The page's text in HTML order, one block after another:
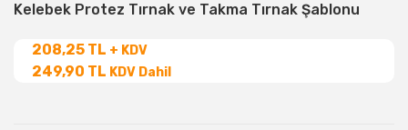
Kelebek Protez Tırnak ve Takma Tırnak Şablonu
208,25 TL + KDV
249,90 TL KDV Dahil